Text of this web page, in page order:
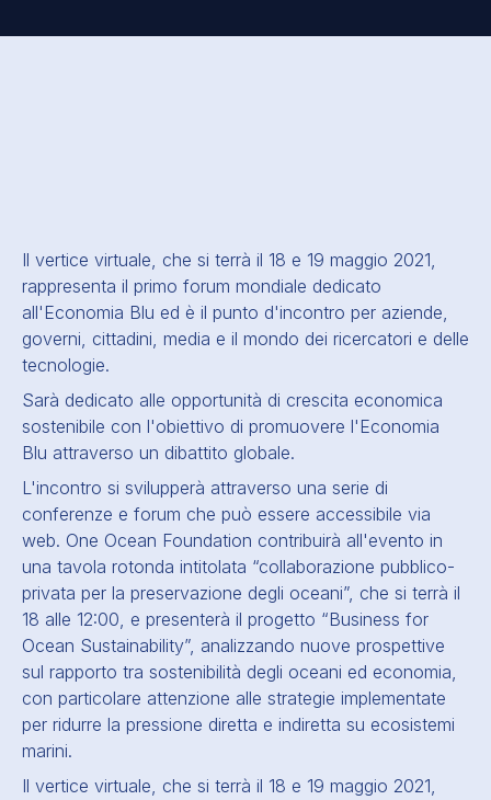
Il vertice virtuale, che si terrà il 18 e 19 maggio 2021,
rappresenta il primo forum mondiale dedicato
all'Economia Blu ed è il punto d'incontro per aziende,
governi, cittadini, media e il mondo dei ricercatori e delle
tecnologie.
Sarà dedicato alle opportunità di crescita economica
sostenibile con l'obiettivo di promuovere l'Economia
Blu attraverso un dibattito globale.
L'incontro si svilupperà attraverso una serie di
conferenze e forum che può essere accessibile via
web. One Ocean Foundation contribuirà all'evento in
una tavola rotonda intitolata “collaborazione pubblico-
privata per la preservazione degli oceani”, che si terrà il
18 alle 12:00, e presenterà il progetto “Business for
Ocean Sustainability”, analizzando nuove prospettive
sul rapporto tra sostenibilità degli oceani ed economia,
con particolare attenzione alle strategie implementate
per ridurre la pressione diretta e indiretta su ecosistemi
marini.
Il vertice virtuale, che si terrà il 18 e 19 maggio 2021,